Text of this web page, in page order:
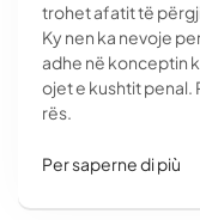
trohet afatit të
Ky nen ka nevoje
adhe në konceptin
ojet e kushtit penal.
rës.
Per saperne di più